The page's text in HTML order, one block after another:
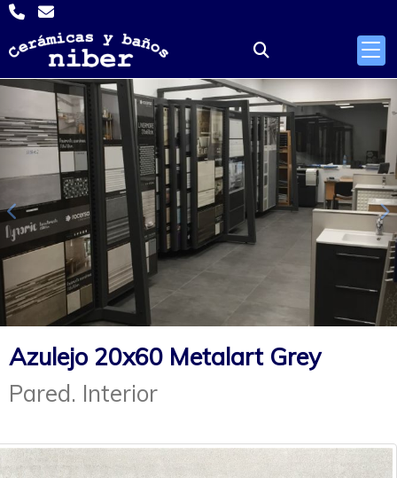
Anterior
Azulejo 20x60 Metalart Grey
Pared. Interior